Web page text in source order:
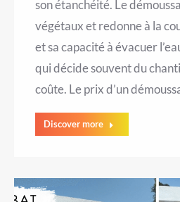
son étanchéité. Le
végétaux et redonne à la
et sa capacité à évacuer
qui décide souvent du
coûte. Le prix d’un
Discover more